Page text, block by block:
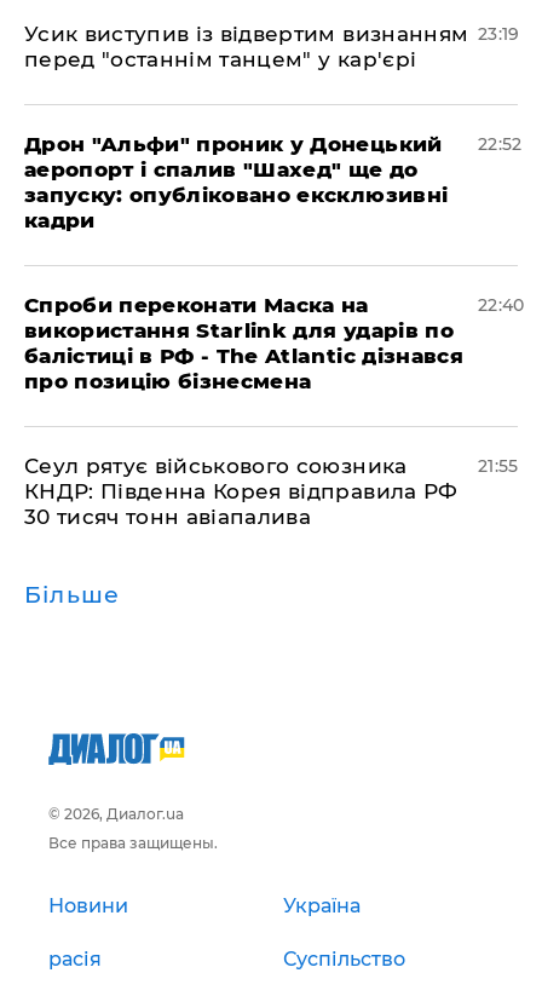
​Усик виступив із відвертим визнанням
перед "останнім танцем" у кар'єрі
23:19
​Дрон "Альфи" проник у Донецький
аеропорт і спалив "Шахед" ще до
запуску: опубліковано ексклюзивні
кадри
22:52
​Спроби переконати Маска на
використання Starlink для ударів по
балістиці в РФ - The Atlantic дізнався
про позицію бізнесмена
22:40
​Сеул рятує військового союзника
КНДР: Південна Корея відправила РФ
30 тисяч тонн авіапалива
21:55
Більше
© 2026, Диалог.ua
Все права защищены.
Новини Україна
расія Суспільство